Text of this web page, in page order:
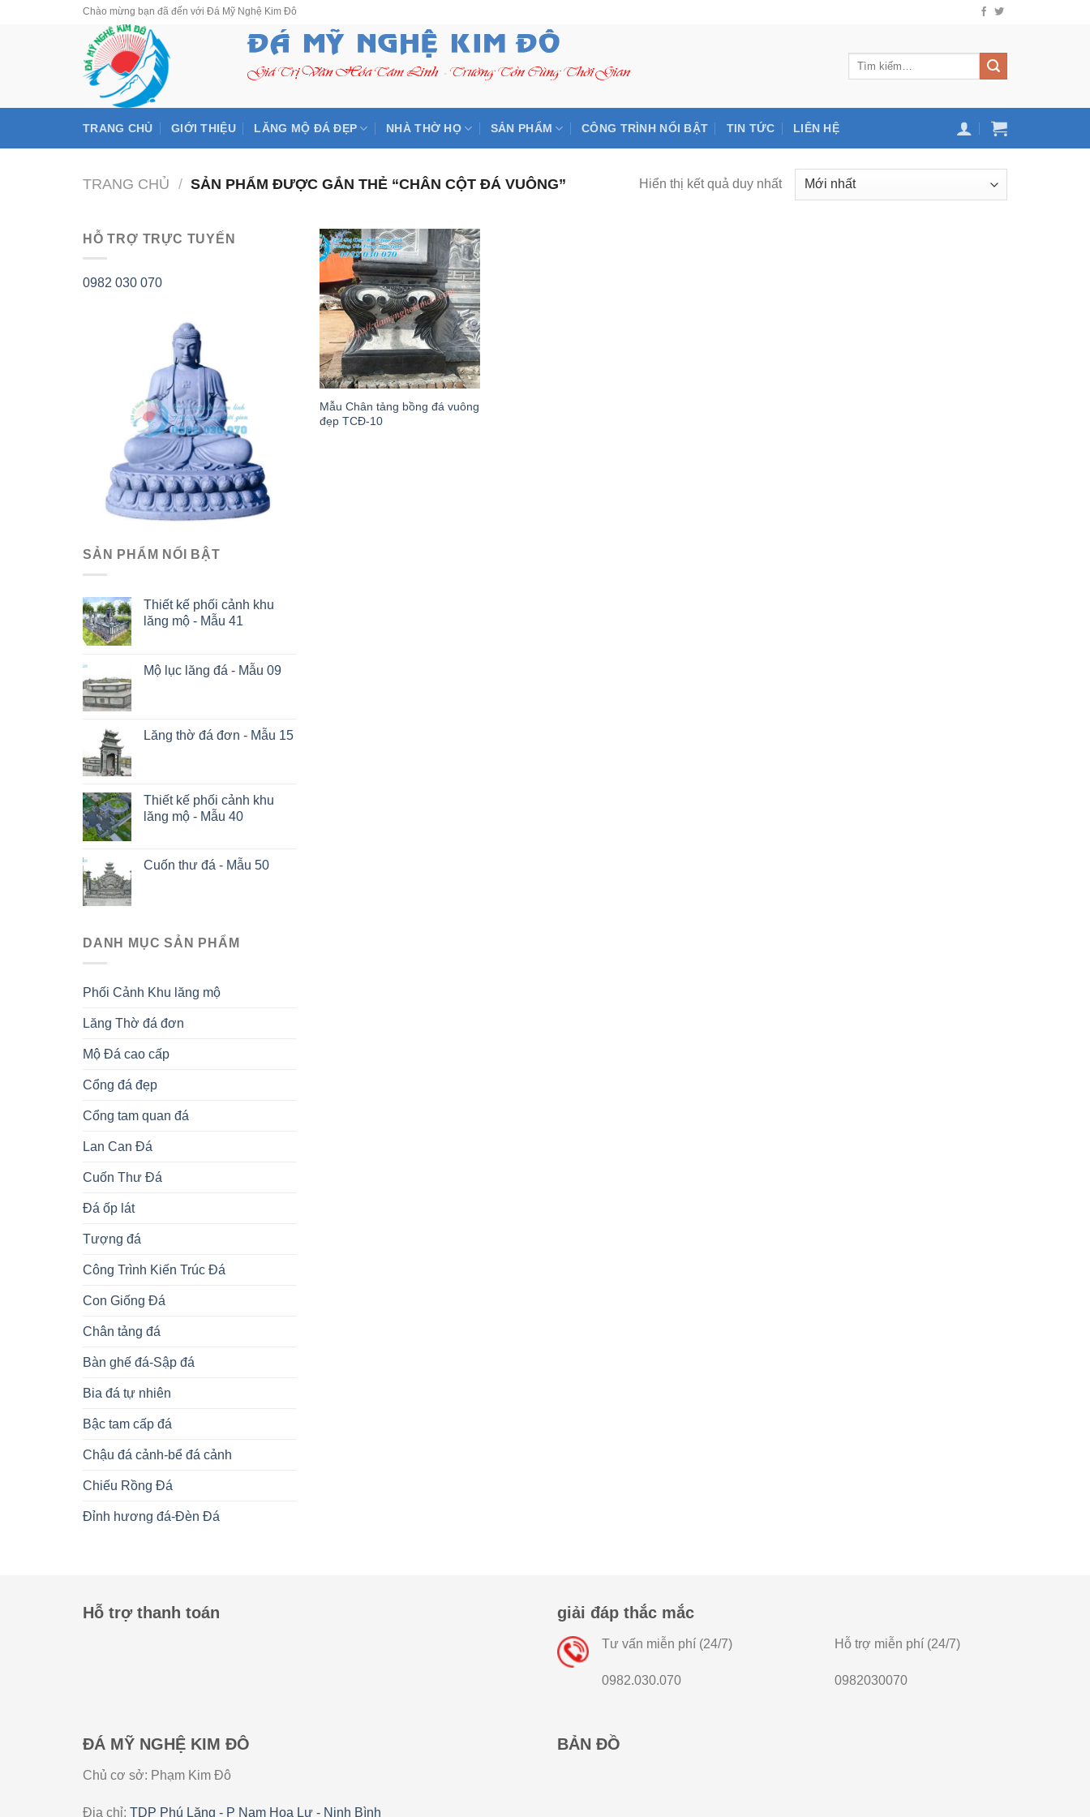
Chào mừng bạn đã đến với Đá Mỹ Nghệ Kim Đô
TRANG CHỦ GIỚI THIỆU LĂNG MỘ ĐÁ ĐẸP NHÀ THỜ HỌ SẢN PHẨM CÔNG TRÌNH NỔI BẬT TIN TỨC LIÊN HỆ
TRANG CHỦ / SẢN PHẨM ĐƯỢC GẮN THẺ “CHÂN CỘT ĐÁ VUÔNG” Hiển thị kết quả duy nhất
HỖ TRỢ TRỰC TUYẾN
0982 030 070
SẢN PHẨM NỔI BẬT
Thiết kế phối cảnh khu
lăng mộ - Mẫu 41
Mộ lục lăng đá - Mẫu 09
Lăng thờ đá đơn - Mẫu 15
Thiết kế phối cảnh khu
lăng mộ - Mẫu 40
Cuốn thư đá - Mẫu 50
DANH MỤC SẢN PHẨM
Phối Cảnh Khu lăng mộ
Lăng Thờ đá đơn
Mộ Đá cao cấp
Cổng đá đẹp
Cổng tam quan đá
Lan Can Đá
Cuốn Thư Đá
Đá ốp lát
Tượng đá
Công Trình Kiến Trúc Đá
Con Giống Đá
Chân tảng đá
Bàn ghế đá-Sập đá
Bia đá tự nhiên
Bậc tam cấp đá
Chậu đá cảnh-bể đá cảnh
Chiếu Rồng Đá
Đỉnh hương đá-Đèn Đá
Mẫu Chân tảng bồng đá vuông
đẹp TCĐ-10
Hỗ trợ thanh toán giải đáp thắc mắc
Tư vấn miễn phí (24/7)
0982.030.070
Hỗ trợ miễn phí (24/7)
0982030070
ĐÁ MỸ NGHỆ KIM ĐÔ
Chủ cơ sở: Phạm Kim Đô
Địa chỉ: TDP Phú Lăng - P Nam Hoa Lư - Ninh Bình
BẢN ĐỒ